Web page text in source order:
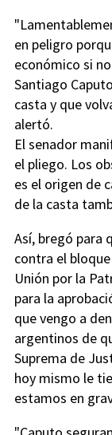
en peligro
económico si
Santiago
casta y que
alertó.
El senador
el pliego. Los
es el origen de
de la casta
Así, bregó para
contra el
Unión por la
para la
que vengo a
argentinos de
Suprema de
hoy mismo le
estamos en